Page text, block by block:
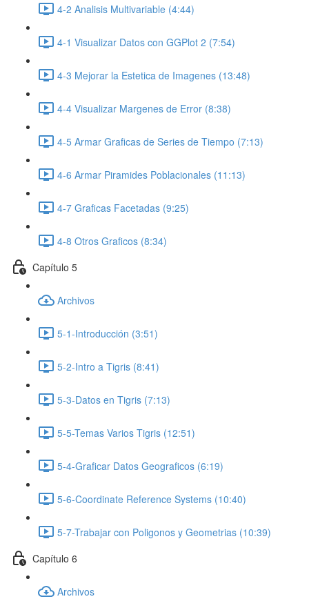
4-2 Analisis Multivariable (4:44)
4-1 Visualizar Datos con GGPlot 2 (7:54)
4-3 Mejorar la Estetica de Imagenes (13:48)
4-4 Visualizar Margenes de Error (8:38)
4-5 Armar Graficas de Series de Tiempo (7:13)
4-6 Armar Piramides Poblacionales (11:13)
4-7 Graficas Facetadas (9:25)
4-8 Otros Graficos (8:34)
Capítulo 5
Archivos
5-1-Introducción (3:51)
5-2-Intro a Tigris (8:41)
5-3-Datos en Tigris (7:13)
5-5-Temas Varios Tigris (12:51)
5-4-Graficar Datos Geograficos (6:19)
5-6-Coordinate Reference Systems (10:40)
5-7-Trabajar con Poligonos y Geometrias (10:39)
Capítulo 6
Archivos